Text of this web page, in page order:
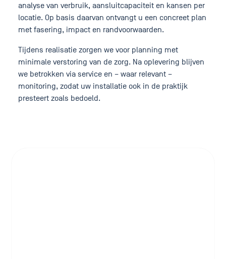
analyse van verbruik, aansluitcapaciteit en kansen per
locatie. Op basis daarvan ontvangt u een concreet plan
met fasering, impact en randvoorwaarden.
Tijdens realisatie zorgen we voor planning met
minimale verstoring van de zorg. Na oplevering blijven
we betrokken via service en – waar relevant –
monitoring, zodat uw installatie ook in de praktijk
presteert zoals bedoeld.